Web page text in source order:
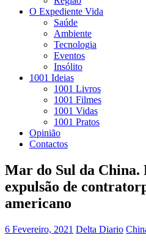
O Expediente Vida
Saúde
Ambiente
Tecnologia
Eventos
Insólito
1001 Ideias
1001 Livros
1001 Filmes
1001 Vidas
1001 Pratos
Opinião
Contactos
Mar do Sul da China.
expulsão de
americano
6 Fevereiro, 2021 Delta Diario